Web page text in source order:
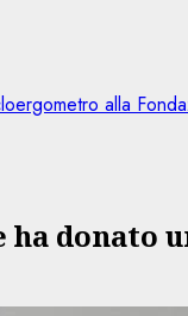
alla
ha donato